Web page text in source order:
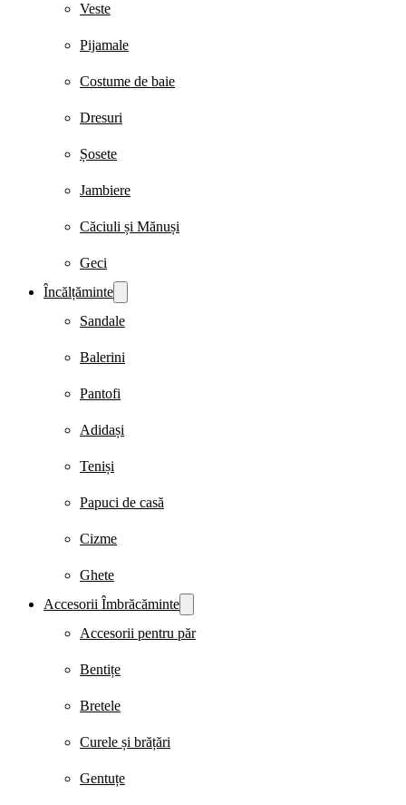
Veste
Pijamale
Costume de baie
Dresuri
Șosete
Jambiere
Căciuli și Mănuși
Geci
Încălțăminte
Sandale
Balerini
Pantofi
Adidași
Teniși
Papuci de casă
Cizme
Ghete
Accesorii Îmbrăcăminte
Accesorii pentru păr
Bentițe
Bretele
Curele și brățări
Gentuțe